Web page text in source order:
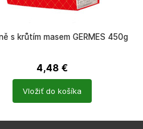
s krůtím masem GERMES 450g
4,48 €
Vložiť do košíka